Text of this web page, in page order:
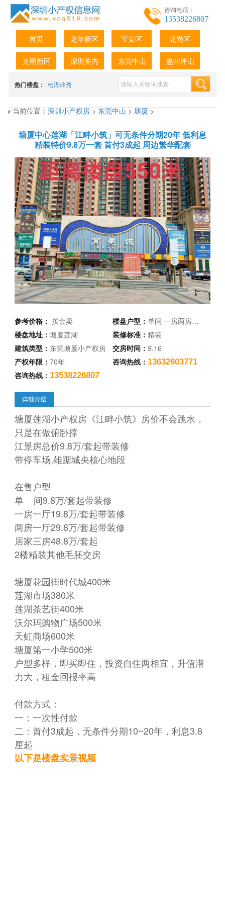
咨询电话：
13538226807
首页 龙华新区 宝安区 龙岗区
光明新区 深圳关内 东莞中山 惠州坪山
热门楼盘： 松湖岭秀
当前位置：深圳小产权房>东莞中山>塘厦>
塘厦中心莲湖「江畔小筑」可无条件分期20年 低利息
精装特价9.8万一套 首付3成起 周边繁华配套
参考价格：按套卖 楼盘户型： 单间 一房两房…
楼盘地址：塘厦莲湖 装修标准： 精装
建筑类型： 东莞塘厦小产权房 交房时间： 9.16
产权年限：70年 咨询热线： 13632603771
咨询热线： 13538226807
塘厦莲湖小产权房《江畔小筑》房价不会跳水，
只是在做俯卧撑
江景房总价9.8万/套起带装修
带停车场,雄踞城央核心地段
在售户型
单 间9.8万/套起带装修
一房一厅19.8万/套起带装修
两房一厅29.8万/套起带装修
居家三房48.8万/套起
2楼精装其他毛胚交房
塘厦花园街时代城400米
莲湖市场380米
莲湖茶艺街400米
沃尔玛购物广场500米
天虹商场600米
塘厦第一小学500米
户型多样，即买即住，投资自住两相宜，升值潜
力大，租金回报率高
付款方式：
一：一次性付款
二：首付3成起，无条件分期10~20年，利息3.8
厘起
以下是楼盘实景视频